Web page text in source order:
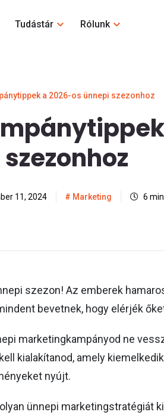
Tudástár Rólunk
a 2026-os ünnepi szezonhoz
11, 2024 Marketing 6
szezon! Az emberek
bevetnek, hogy elérjék
marketingkampányod ne
kialakítanod, amely
nyújt.
ünnepi marketingstratégiát